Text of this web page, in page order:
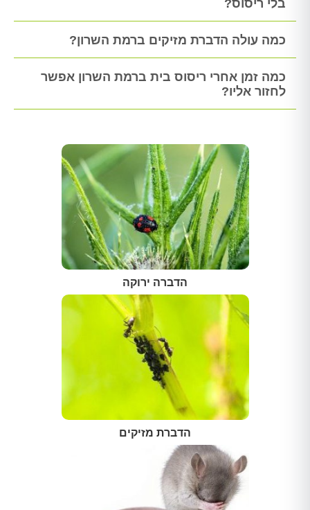
בלי ריסוס?
כמה עולה הדברת מזיקים ברמת השרון?
כמה זמן אחרי ריסוס בית ברמת השרון אפשר
לחזור אליו?
הדברה ירוקה
הדברת מזיקים